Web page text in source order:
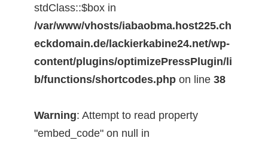
stdClass::$box in
/var/www/vhosts/iabaobma.host225.ch
eckdomain.de/lackierkabine24.net/wp-
content/plugins/optimizePressPlugin/li
b/functions/shortcodes.phpon line 38
Warning: Attempt to read property
"embed_code" on null in